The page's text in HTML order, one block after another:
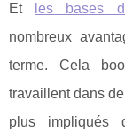
Et les bases
nombreux
terme. Cela
travaillent dans
plus impliqués